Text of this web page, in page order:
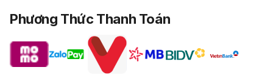
Phương Thức Thanh Toán